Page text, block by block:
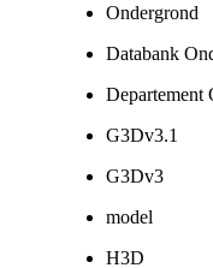
Ondergrond
Databank
Departement
G3Dv3.1
G3Dv3
model
H3D